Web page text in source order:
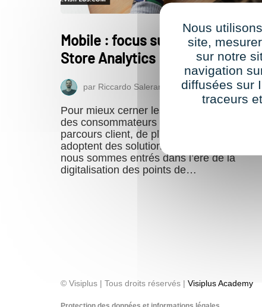
Mobile : focus sur les solutions
Store Analytics
par Riccardo Salerano 5 mars 2019
Pour mieux cerner les nouvelles habitudes
des consommateurs et optimiser leur
parcours client, de plus en plus d’enseignes
adoptent des solutions In-Store Analytics :
nous sommes entrés dans l’ère de la
digitalisation des points de…
© Visiplus | Tous droits réservés | Visiplus Academy
Nous
site,
sur notre
navigation
diffusées sur
traceurs